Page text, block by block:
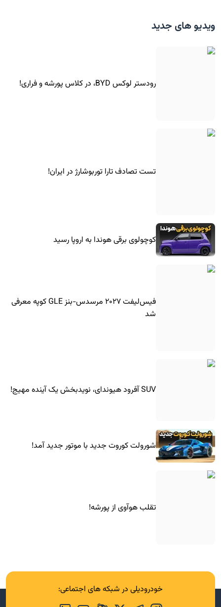
ویدیو های جدید
رودستر لوکس BYD، در کلاس پورشه و فراری!
تست تصادف تارا توربوشارژ در ایران!
کوچولوی برقی هوندا به اروپا رسید
فیس‌لیفت ۲۰۲۷ مرسدس-بنز GLE کوپه معرفی
شد
SUV آفرود هیوندای، نویدبخش یک آینده مهیج!
شورولت کوروت جدید با موتور جدید آمد!
تقلب هوآوی از پورشه!
خودرودیلی در شبکه های اجتماعی: